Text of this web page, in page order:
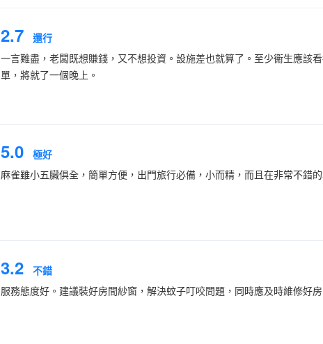
2.7 還行
一言難盡，老闆既想賺錢，又不想投資。設施差也就算了。至少衞生應該
單，將就了一個晚上。
5.0 極好
麻雀雖小五臟俱全，簡單方便，出門旅行必備，小而精，而且在非常不錯
3.2 不錯
服務態度好。建議裝好房間紗窗，解決蚊子叮咬問題，同時應及時維修好